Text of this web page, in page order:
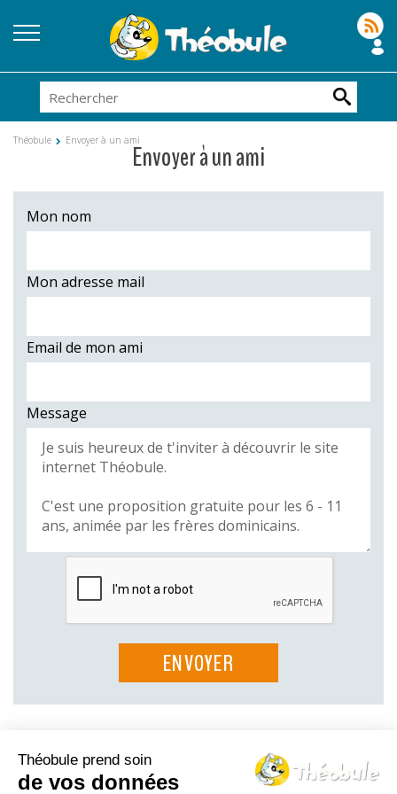
Théobule Envoyer à un amiEnvoyer à un ami
Mon nom
Mon adresse mail
Email de mon ami
Message
Le Théo-blog
Théobule prend soin
de vos données